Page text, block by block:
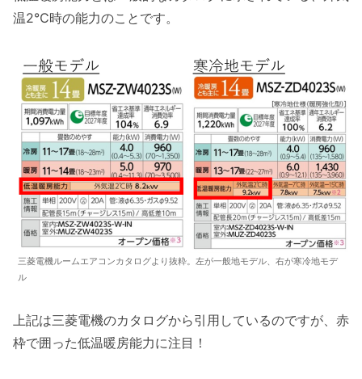
温2℃時の能力のことです。
三菱電機ルームエアコンカタログより抜粋。左が一般地モデル、右が寒冷地モデ
ル
上記は三菱電機のカタログから引用しているのですが、赤
枠で囲った低温暖房能力に注目！